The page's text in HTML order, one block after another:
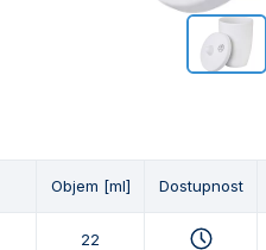
Objem [ml] Dostupnost
22